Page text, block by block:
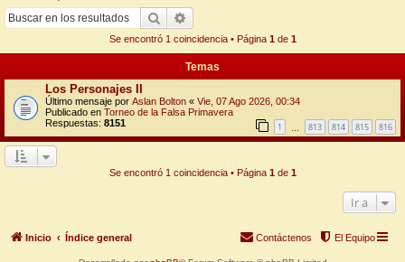
Buscar
Se encontró 1 coincidencia • Página 1de 1
Temas
Los Personajes II
Último mensaje por Aslan Bolton « Vie, 07 Ago 2026, 00:34
Publicado en Torneo de la Falsa Primavera
Respuestas: 8151 1 813 814 815 816
Se encontró 1 coincidencia • Página 1de 1
Ir a
Inicio Índice general El Equipo
Contáctenos